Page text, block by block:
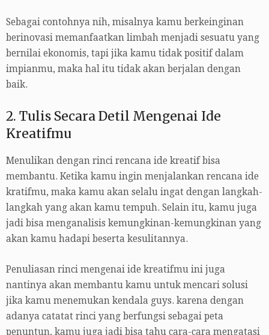
Sebagai contohnya nih, misalnya kamu berkeinginan
berinovasi memanfaatkan limbah menjadi sesuatu yang
bernilai ekonomis, tapi jika kamu tidak positif dalam
impianmu, maka hal itu tidak akan berjalan dengan
baik.
2. Tulis Secara Detil Mengenai Ide
Kreatifmu
Menulikan dengan rinci rencana ide kreatif bisa
membantu. Ketika kamu ingin menjalankan rencana ide
kratifmu, maka kamu akan selalu ingat dengan langkah-
langkah yang akan kamu tempuh. Selain itu, kamu juga
jadi bisa menganalisis kemungkinan-kemungkinan yang
akan kamu hadapi beserta kesulitannya.
Penuliasan rinci mengenai ide kreatifmu ini juga
nantinya akan membantu kamu untuk mencari solusi
jika kamu menemukan kendala guys. karena dengan
adanya catatat rinci yang berfungsi sebagai peta
penuntun, kamu juga jadi bisa tahu cara-cara mengatasi